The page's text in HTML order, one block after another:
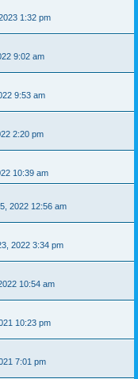
1:32 pm
9:02 am
9:53 am
2:20 pm
10:39 am
2022 12:56 am
2022 3:34 pm
10:54 am
10:23 pm
7:01 pm